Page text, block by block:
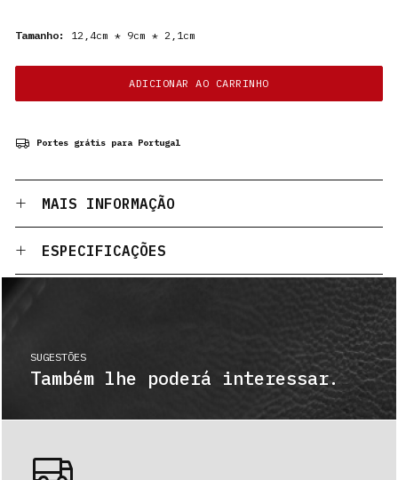
Tamanho: 12,4cm * 9cm * 2,1cm
ADICIONAR AO CARRINHO
Portes grátis para Portugal
MAIS INFORMAÇÃO
ESPECIFICAÇÕES
SUGESTÕES
Também lhe poderá interessar.